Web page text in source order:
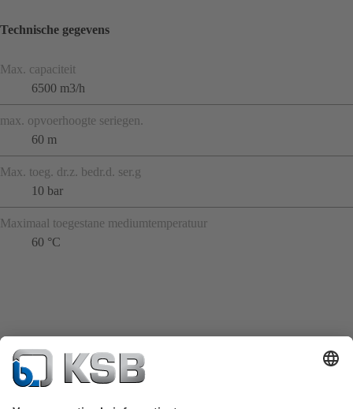
Technische gegevens
Max. capaciteit
6500 m3/h
max. opvoerhoogte seriegen.
60 m
Max. toeg. dr.z. bedr.d. ser.g
10 bar
Maximaal toegestane mediumtemperatuur
60 °C